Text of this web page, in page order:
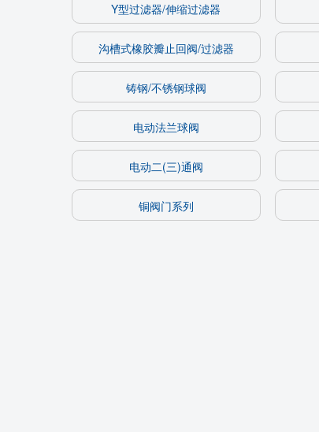
Y型过滤器/伸缩过滤器
沟槽式橡胶瓣止回阀/过滤器
铸钢/不锈钢球阀
电动法兰球阀
电动二(三)通阀
铜阀门系列